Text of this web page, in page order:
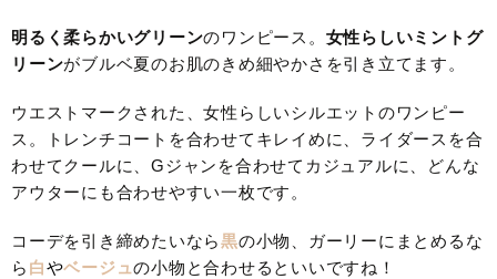
明るく柔らかいグリーンのワンピース。 女性らしいミントグ
リーンがブルベ夏のお肌のきめ細やかさを引き立てます。
ウエストマークされた、女性らしいシルエットのワンピー
ス。トレンチコートを合わせてキレイめに、ライダースを合
わせてクールに、Gジャンを合わせてカジュアルに、どんな
アウターにも合わせやすい一枚です。
コーデを引き締めたいなら黒の小物、ガーリーにまとめるな
ら 白やベージュの小物と合わせるといいですね！